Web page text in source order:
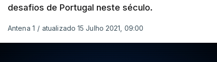
desafios de Portugal neste século.
Antena 1 / atualizado 15 Julho 2021, 09:00